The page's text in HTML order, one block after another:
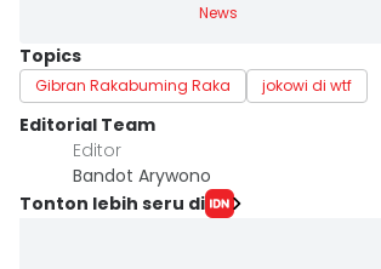
News
Topics
Gibran Rakabuming Raka jokowi di wtf
Editorial Team
Editor
Bandot Arywono
Tonton lebih seru di